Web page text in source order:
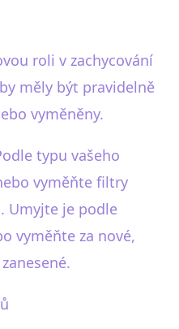
roli v zachycování
měly být pravidelně
vyměněny.
typu vašeho
vyměňte filtry
Umyjte je podle
vyměňte za nové,